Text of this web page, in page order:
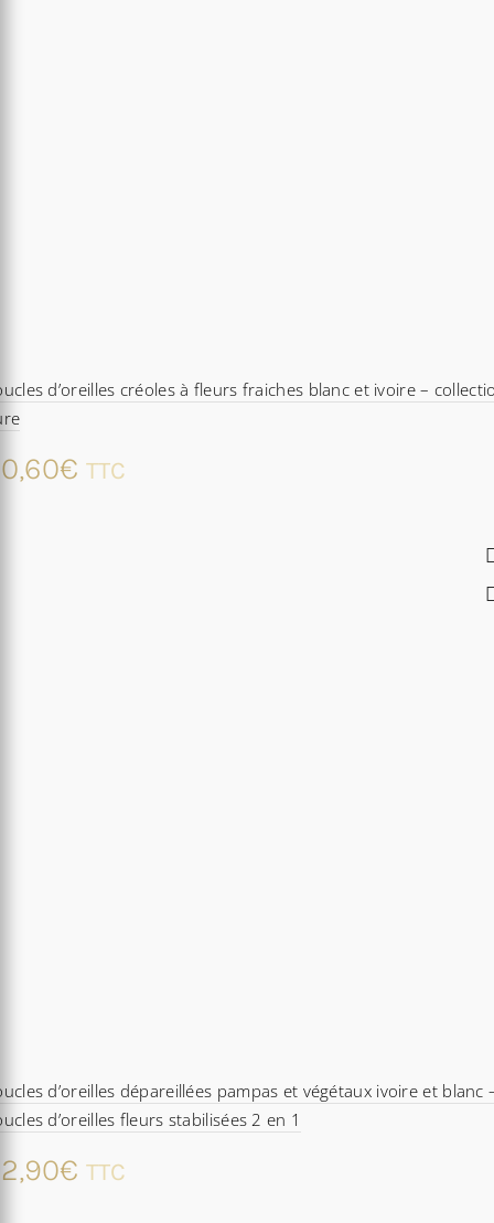
d’oreilles créoles à fleurs fraiches blanc et ivoire –
€ TTC
d’oreilles dépareillées pampas et végétaux ivoire et blanc
d’oreilles fleurs stabilisées 2 en 1
€ TTC